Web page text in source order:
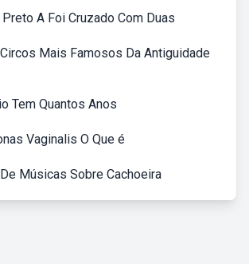
Preto A Foi Cruzado Com Duas
Mais Famosos Da Antiguidade
Tem Quantos Anos
Vaginalis O Que é
Músicas Sobre Cachoeira